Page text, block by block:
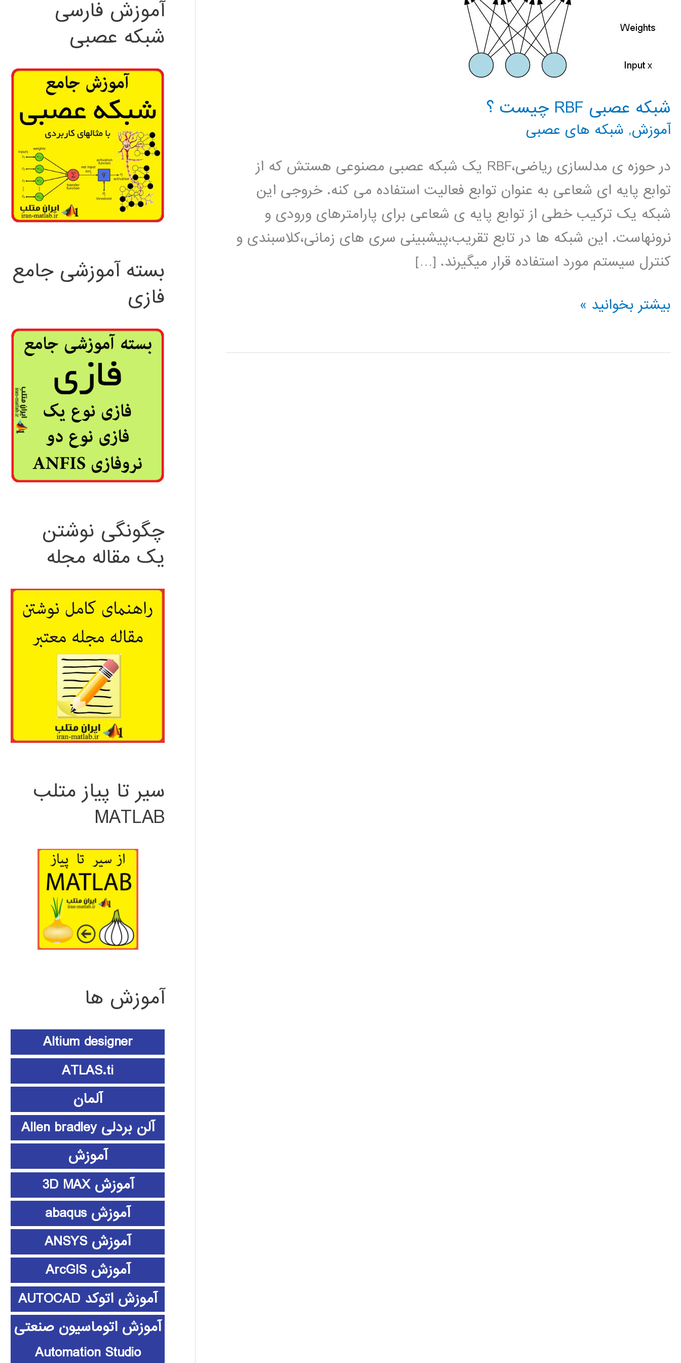
شبکه عصبی RBF چیست ؟
آموزش, شبکه های عصبی
در حوزه ی مدلسازی ریاضی،RBF یک شبکه عصبی مصنوعی هستش که از
توابع پایه ای شعاعی به عنوان توابع فعالیت استفاده می کنه. خروجی این
شبکه یک ترکیب خطی از توابع پایه ی شعاعی برای پارامترهای ورودی و
نرونهاست. این شبکه ها در تابع تقریب،پیشبینی سری های زمانی،کلاسبندی و
کنترل سیستم مورد استفاده قرار میگیرند. […]
شبکه
RBF
بیشتر بخوانید »
آموزش فارسی
شبکه عصبی
بسته آموزشی جامع
فازی
چگونگی نوشتن
یک مقاله مجله
سیر تا پیاز متلب
MATLAB
آموزش ها
Altium designer
ATLAS.ti
آلمان
آلن بردلی Allen bradley
آموزش
آموزش 3D MAX
آموزش abaqus
آموزش ANSYS
آموزش ArcGIS
آموزش اتوکد AUTOCAD
آموزش اتوماسیون صنعتی
Automation Studio